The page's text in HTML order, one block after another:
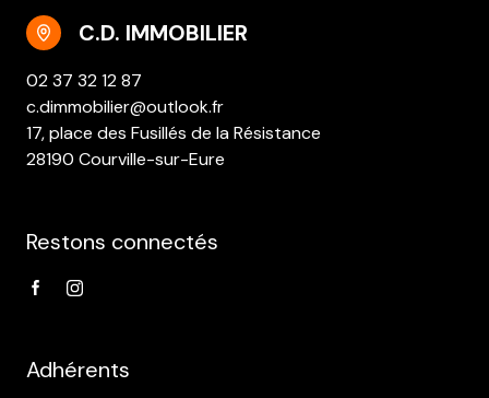
C.D. IMMOBILIER
02 37 32 12 87
c.dimmobilier@outlook.fr
17, place des Fusillés de la Résistance
28190 Courville-sur-Eure
Restons connectés
Adhérents